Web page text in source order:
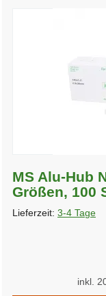
MS Alu-Hub
Größen, 100
Lieferzeit: 3-4 Tage
inkl.